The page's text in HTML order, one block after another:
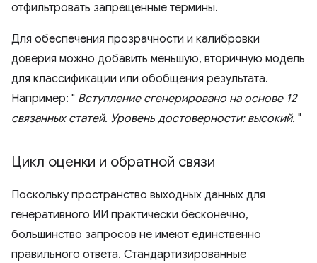
отфильтровать запрещенные термины.
Для обеспечения прозрачности и калибровки
доверия можно добавить меньшую, вторичную модель
для классификации или обобщения результата.
Например: " Вступление сгенерировано на основе 12
связанных статей. Уровень достоверности: высокий. "
Цикл оценки и обратной связи
Поскольку пространство выходных данных для
генеративного ИИ практически бесконечно,
большинство запросов не имеют единственно
правильного ответа. Стандартизированные